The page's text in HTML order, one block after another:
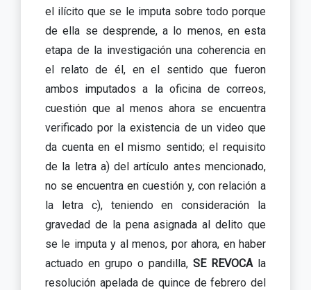
el ilícito que se le imputa sobre todo porque
de ella se desprende, a lo menos, en esta
etapa de la investigación una coherencia en
el relato de él, en el sentido que fueron
ambos imputados a la oficina de correos,
cuestión que al menos ahora se encuentra
verificado por la existencia de un video que
da cuenta en el mismo sentido; el requisito
de la letra a) del artículo antes mencionado,
no se encuentra en cuestión y, con relación a
la letra c), teniendo en consideración la
gravedad de la pena asignada al delito que
se le imputa y al menos, por ahora, en haber
actuado en grupo o pandilla, SE REVOCA la
resolución apelada de quince de febrero del